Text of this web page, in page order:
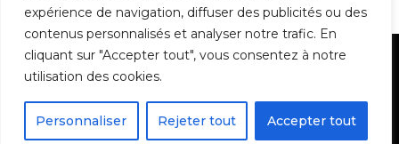
expérience de navigation, diffuser des publicités ou des
contenus personnalisés et analyser notre trafic. En
cliquant sur "Accepter tout", vous consentez à notre
utilisation des cookies.
Personnaliser Rejeter tout Accepter tout
1 2 3 4 5 →
Mentions Légales